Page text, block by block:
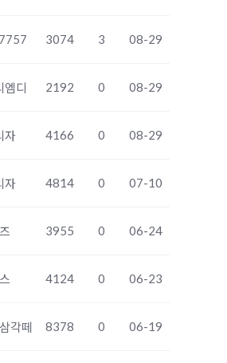
3074 3 08-29
엠디 2192 0 08-29
자 4166 0 08-29
자 4814 0 07-10
3955 0 06-24
4124 0 06-23
각떼 8378 0 06-19